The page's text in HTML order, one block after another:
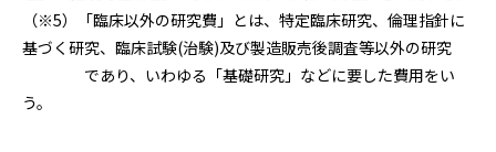
（※5）「臨床以外の研究費」とは、特定臨床研究、倫理指針に
基づく研究、臨床試験(治験)及び製造販売後調査等以外の研究
であり、いわゆる「基礎研究」などに要した費用をい
う。